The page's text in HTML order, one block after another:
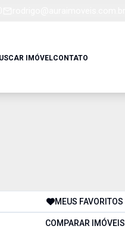
IMÓVELCONTATO
MEUS FAVORITOS
COMPARAR IMÓVEIS